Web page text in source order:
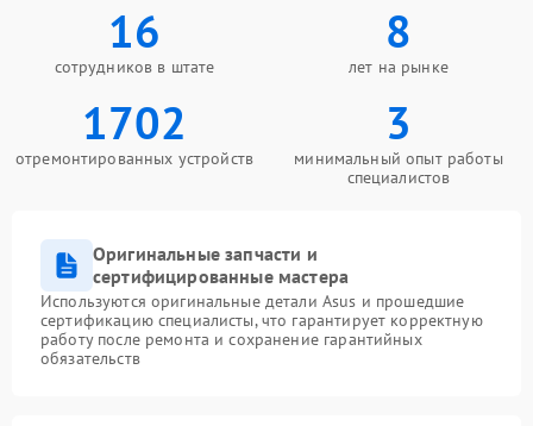
16
сотрудников в штате
8
лет на рынке
1702
отремонтированных устройств
3
минимальный опыт работы
специалистов
Оригинальные запчасти и
сертифицированные мастера
Используются оригинальные детали Asus и прошедшие
сертификацию специалисты, что гарантирует корректную
работу после ремонта и сохранение гарантийных
обязательств